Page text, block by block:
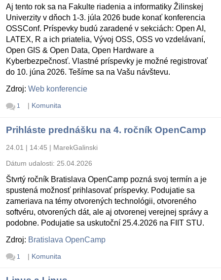
Aj tento rok sa na Fakulte riadenia a informatiky Žilinskej
Univerzity v dňoch 1-3. júla 2026 bude konať konferencia
OSSConf. Príspevky budú zaradené v sekciách: Open AI,
LATEX, R a ich priatelia, Vývoj OSS, OSS vo vzdelávaní,
Open GIS & Open Data, Open Hardware a
Kyberbezpečnosť. Vlastné príspevky je možné registrovať
do 10. júna 2026. Tešíme sa na Vašu návštevu.
Zdroj: Web konferencie
1 | Komunita
Prihláste prednášku na 4. ročník OpenCamp
24.01 | 14:45 | MarekGalinski
Dátum udalosti: 25.04.2026
Štvrtý ročník Bratislava OpenCamp pozná svoj termín a je
spustená možnosť prihlasovať príspevky. Podujatie sa
zameriava na témy otvorených technológii, otvoreného
softvéru, otvorených dát, ale aj otvorenej verejnej správy a
podobne. Podujatie sa uskutoční 25.4.2026 na FIIT STU.
Zdroj: Bratislava OpenCamp
1 | Komunita